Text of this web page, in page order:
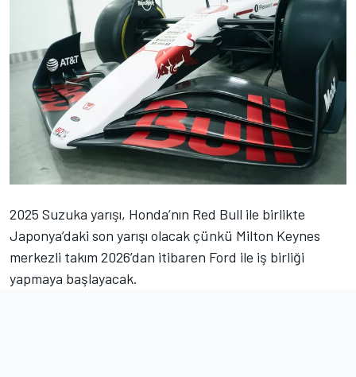
2025 Suzuka yarışı, Honda’nın Red Bull ile birlikte
Japonya’daki son yarışı olacak çünkü Milton Keynes
merkezli takım 2026’dan itibaren Ford ile iş birliği
yapmaya başlayacak.